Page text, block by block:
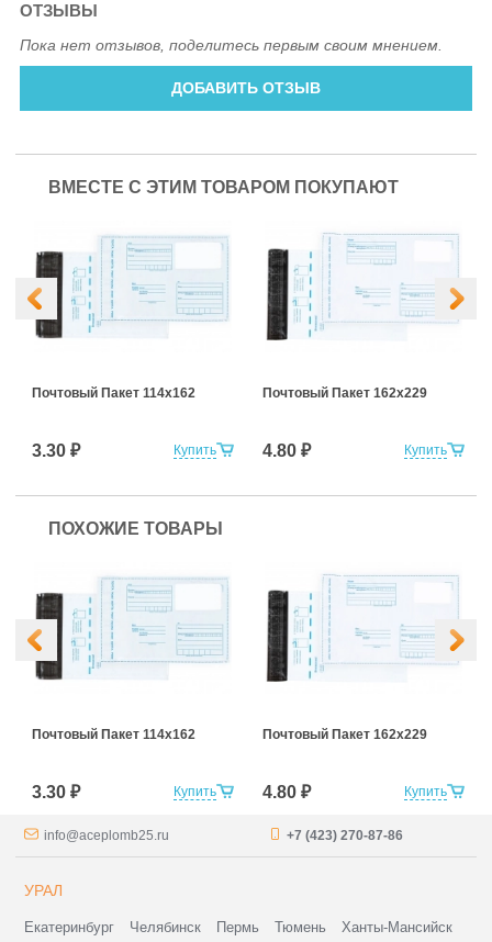
ОТЗЫВЫ
Пока нет отзывов, поделитесь первым своим мнением.
ДОБАВИТЬ ОТЗЫВ
ВМЕСТЕ С ЭТИМ ТОВАРОМ ПОКУПАЮТ
Купить
Почтовый Пакет 114х162
3.30 ₽ Купить
Почтовый Пакет 162х229
4.80 ₽
ПОХОЖИЕ ТОВАРЫ
Купить
Почтовый Пакет 114х162
3.30 ₽ Купить
Почтовый Пакет 162х229
4.80 ₽
info@aceplomb25.ru +7 (423) 270-87-86
УРАЛ
Екатеринбург Челябинск Пермь Тюмень Ханты-Мансийск